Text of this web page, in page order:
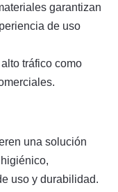
garantizan
de uso
tráfico como
una solución
uso y durabilidad.